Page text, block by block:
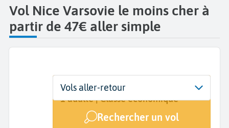
Vol Nice Varsovie le moins cher à
partir de 47€ aller simple
Départ
Nice (NCE)
Dates
19 oct. - 23 oct.
Voyageurs | Classe
1 adulte | Classe économique
Rechercher un vol
Vols aller-retour